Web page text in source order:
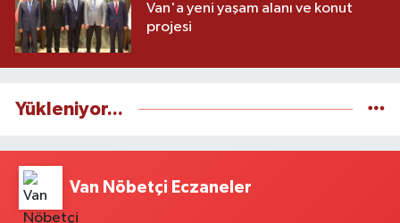
Van'a yeni yaşam alanı ve konut
projesi
Yükleniyor...
Van Nöbetçi Eczaneler